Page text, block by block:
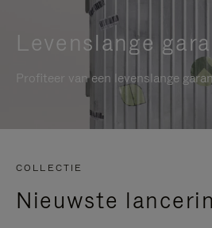
Levenslange
Profiteer van een levenslange
COLLECTIE
Nieuwste